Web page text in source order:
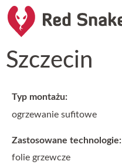
Szczecin
Typ montażu:
ogrzewanie sufitowe
Zastosowane technologie:
folie grzewcze